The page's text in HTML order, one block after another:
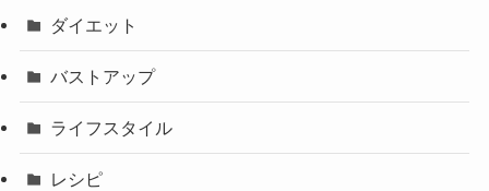
ダイエット
バストアップ
ライフスタイル
レシピ